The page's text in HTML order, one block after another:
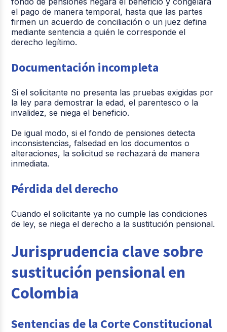
el pago de manera temporal, hasta que las partes
firmen un acuerdo de conciliación o un juez defina
mediante sentencia a quién le corresponde el
derecho legítimo.
Documentación incompleta
Si el solicitante no presenta las pruebas exigidas por
la ley para demostrar la edad, el parentesco o la
invalidez, se niega el beneficio.
De igual modo, si el fondo de pensiones detecta
inconsistencias, falsedad en los documentos o
alteraciones, la solicitud se rechazará de manera
inmediata.
Pérdida del derecho
Cuando el solicitante ya no cumple las condiciones
de ley, se niega el derecho a la sustitución pensional.
Jurisprudencia clave sobre
sustitución pensional en
Colombia
Sentencias de la Corte Constitucional